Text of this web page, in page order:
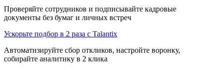
Проверяйте сотрудников и подписывайте кадровые
документы без бумаг и личных встреч
Ускорьте подбор в 2 раза с Talantix
Автоматизируйте сбор откликов, настройте воронку,
собирайте аналитику в 2 клика